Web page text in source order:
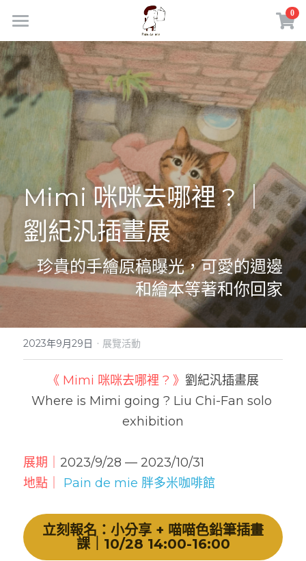
0
首頁
商品
所有商品分類
線上市集
課程活動
部落格｜日常練習
胖多米咖啡館
聯繫我們
外部連結
電腦職人｜東東嚴選
理財致富｜陪伴服務
胖多米手機LINE社群
登錄
搜索
Mimi 咪咪去哪裡 ? ｜
劉紀汎插畫展
珍貴的手繪原稿曝光，可愛的週邊
和繪本等著和你回家
2023年9月29日 · 展覽活動
《 Mimi 咪咪去哪裡 ? 》 劉紀汎插畫展
Where is Mimi going ? Liu Chi-Fan solo
exhibition
展期｜ 2023/9/28 — 2023/10/31
地點｜ Pain de mie 胖多米咖啡館
立刻報名：小分享 + 喵喵色鉛筆插畫
課｜10/28 14:00-16:00
×
商品分類
所有商品分類